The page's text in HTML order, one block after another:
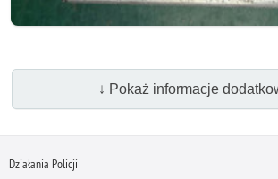
↓ Pokaż informacje
Działania Policji